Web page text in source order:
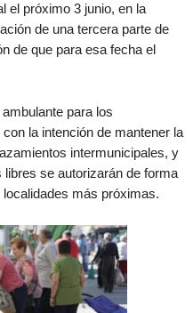
el próximo 3 junio, en la
de una tercera parte de
de que para esa fecha el
para los
la intención de mantener la
intermunicipales, y
se autorizarán de forma
más próximas.